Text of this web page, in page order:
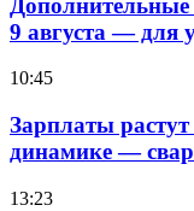
9 августа — для
10:45
Зарплаты
динамике —
13:23